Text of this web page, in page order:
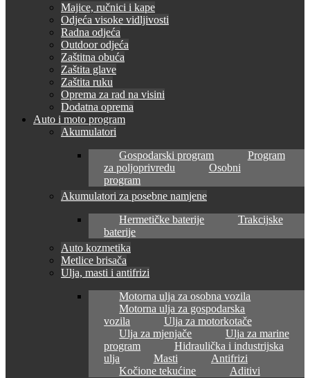
Majice, ručnici i kape
Odjeća visoke vidljivosti
Radna odjeća
Outdoor odjeća
Zaštitna obuća
Zaštita glave
Zaštita ruku
Oprema za rad na visini
Dodatna oprema
Auto i moto program
Akumulatori
Gospodarski program
Program
za poljoprivredu
Osobni
program
Akumulatori za posebne namjene
Hermetičke baterije
Trakcijske
baterije
Auto kozmetika
Metlice brisača
Ulja, masti i antifrizi
Motorna ulja za osobna vozila
Motorna ulja za gospodarska
vozila
Ulja za motorkotače
Ulja za mjenjače
Ulja za marine
program
Hidraulička i industrijska
ulja
Masti
Antifrizi
Kočione tekućine
Aditivi